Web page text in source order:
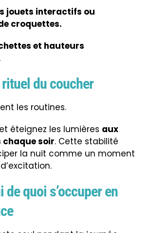
jouets interactifs ou
croquettes.
et hauteurs
.
du coucher
les routines.
éteignez les lumières aux
chaque soir. Cette stabilité
la nuit comme un moment
quoi s’occuper en